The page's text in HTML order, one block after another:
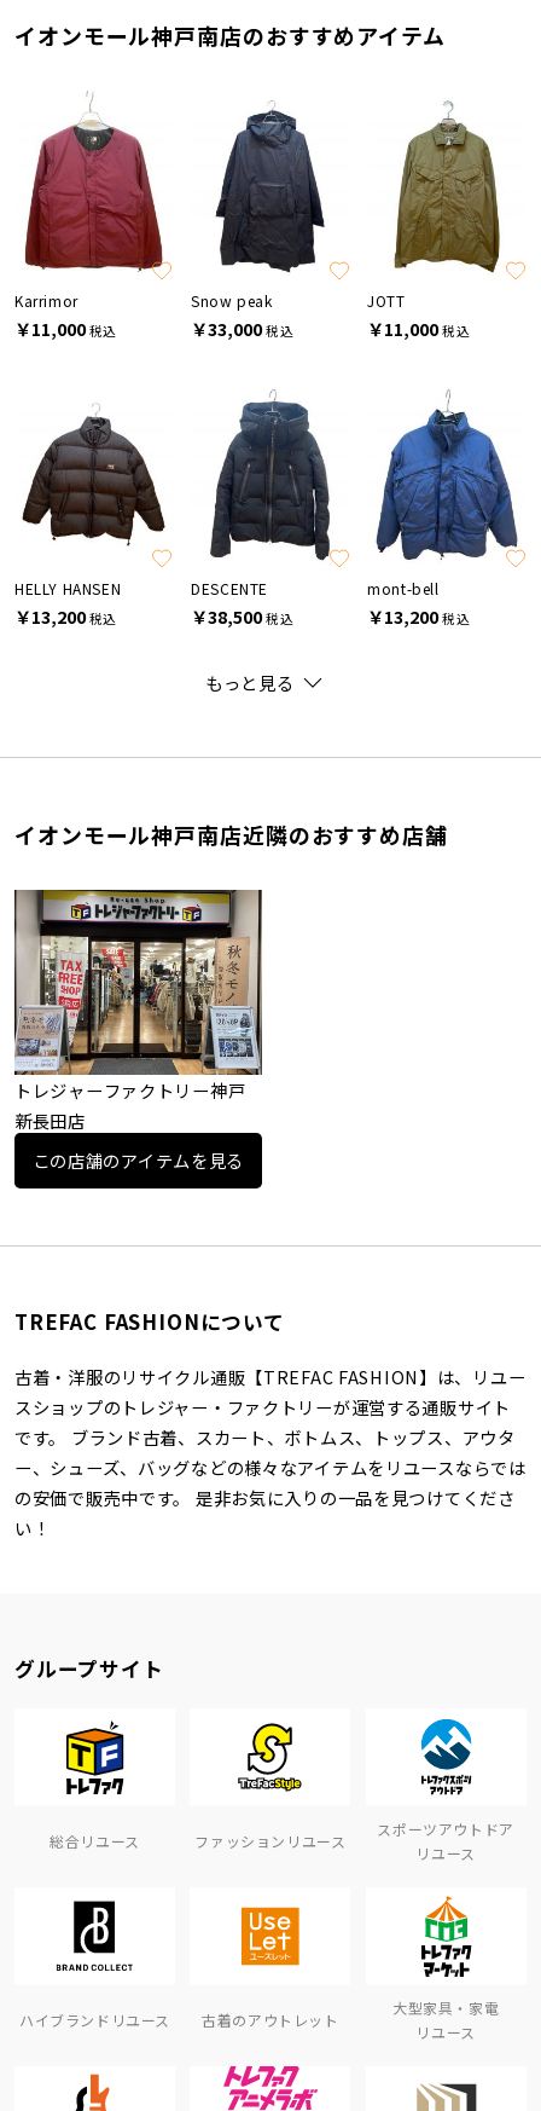
イオンモール神戸南店のおすすめアイテム
Karrimor
￥11,000税込
Snow peak
￥33,000税込
JOTT
￥11,000税込
HELLY HANSEN
￥13,200税込
DESCENTE
￥38,500税込
mont-bell
￥13,200税込
もっと見る
イオンモール神戸南店近隣のおすすめ店舗
トレジャーファクトリー神戸
新長田店
この店舗のアイテムを見る
TREFAC FASHIONについて
古着・洋服のリサイクル通販【TREFAC FASHION】は、リユー
スショップのトレジャー・ファクトリーが運営する通販サイト
です。 ブランド古着、スカート、ボトムス、トップス、アウタ
ー、シューズ、バッグなどの様々なアイテムをリユースならでは
の安価で販売中です。 是非お気に入りの一品を見つけてくださ
い！
グループサイト
総合リユース ファッションリユース
スポーツアウトドア
リユース
ハイブランドリユース 古着のアウトレット
大型家具・家電
リユース